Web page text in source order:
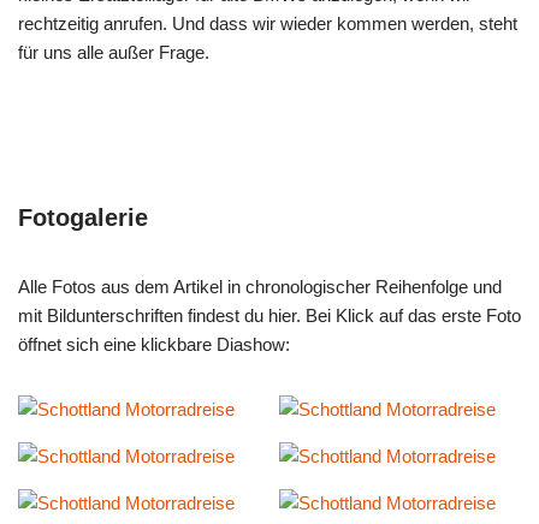
rechtzeitig anrufen. Und dass wir wieder kommen werden, steht
für uns alle außer Frage.
Fotogalerie
Alle Fotos aus dem Artikel in chronologischer Reihenfolge und
mit Bildunterschriften findest du hier. Bei Klick auf das erste Foto
öffnet sich eine klickbare Diashow: